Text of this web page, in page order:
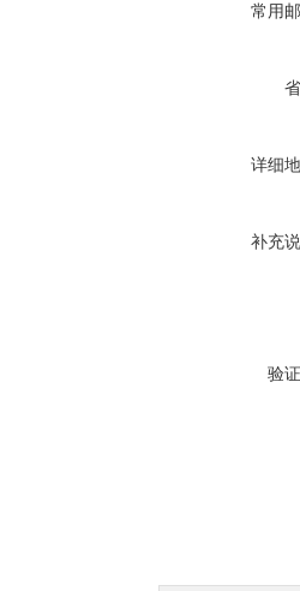
常用
详细
补充
验